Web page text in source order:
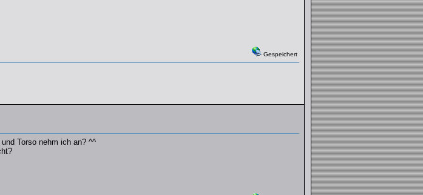
Gespeichert
Torso nehm ich an? ^^